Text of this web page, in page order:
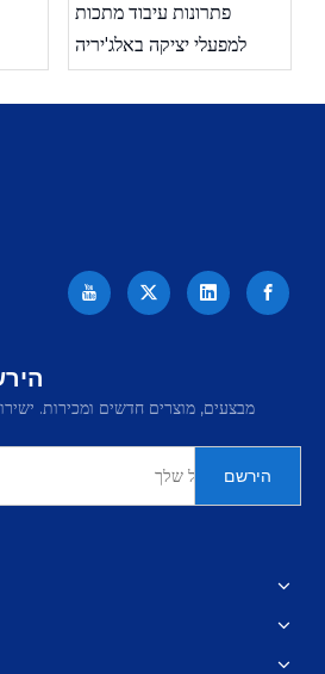
פתרונות עיבוד מתכות
למפעלי יציקה באלג'יריה
מבצעים, מוצרים חדשים ומכירות.
הירשם